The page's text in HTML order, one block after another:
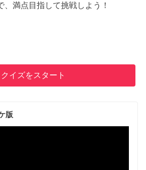
、満点目指して挑戦しよう！
クイズをスタート
版